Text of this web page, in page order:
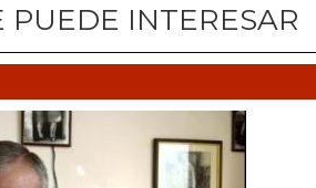
PUEDE INTERESAR